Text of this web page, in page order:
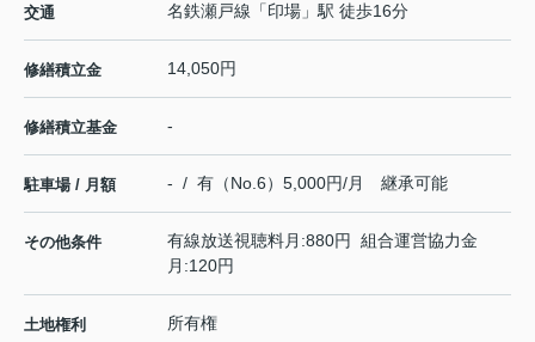
交通 名鉄瀬戸線 「印場 」駅 徒歩16分
修繕積立金 14,050円
修繕積立基金 -
駐車場 / 月額 - / 有（No.6）5,000円/月 継承可能
その他条件
有線放送視聴料月:880円 組合運営協力金
月:120円
土地権利 所有権